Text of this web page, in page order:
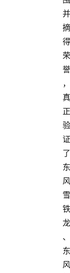
并
摘
得
荣
誉
，
真
正
验
证
了
东
风
雪
铁
龙
、
东
风